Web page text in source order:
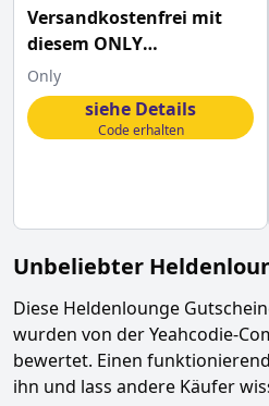
Versandkostenfrei mit
diesem ONLY
Gutscheincode bestellen
Only
siehe Details
Code erhalten
Unbeliebter
Diese Heldenlounge
wurden von der Yeahcodie-
bewertet. Einen
ihn und lass andere Käufer